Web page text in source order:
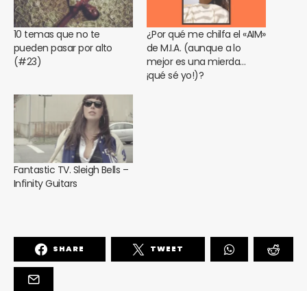
10 temas que no te
pueden pasar por alto
(#23)
¿Por qué me chilfa el «AIM»
de M.I.A. (aunque a lo
mejor es una mierda…
¡qué sé yo!)?
Fantastic TV. Sleigh Bells –
Infinity Guitars
SHARE TWEET